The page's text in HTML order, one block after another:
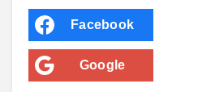
Facebook
Google